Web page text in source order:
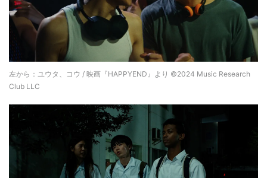
左から：ユウタ、コウ / 映画『HAPPYEND』より ©2024 Music Research
Club LLC